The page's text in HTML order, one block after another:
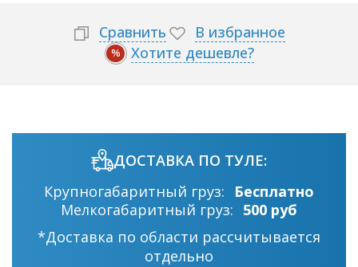
Сравнить В избранное
% Хотите дешевле?
ДОСТАВКА ПО ТУЛЕ:
Крупногабаритный груз:
Бесплатно
Мелкогабаритный груз: 500 руб
*Доставка по области рассчитывается
отдельно